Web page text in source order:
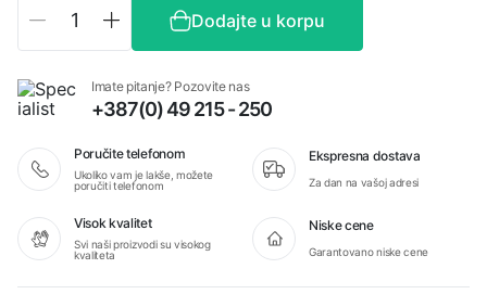
Baterijska
lampa
EDC
E06R
PRO
Dodajte u korpu
Imate pitanje? Pozovite nas
+387(0) 49 215 - 250
Poručite telefonom
Ukoliko vam je lakše, možete
poručiti telefonom
Ekspresna dostava
Za dan na vašoj adresi
Visok kvalitet
Svi naši proizvodi su visokog
kvaliteta
Niske cene
Garantovano niske cene